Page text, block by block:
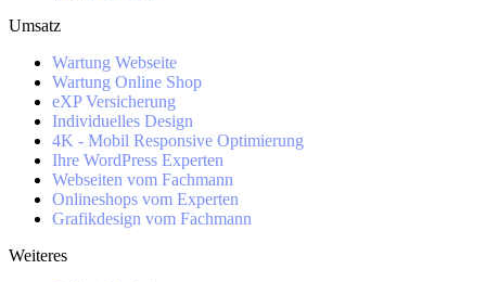
Umsatz
Wartung Webseite
Wartung Online Shop
eXP Versicherung
Individuelles Design
4K - Mobil Responsive Optimierung
Ihre WordPress Experten
Webseiten vom Fachmann
Onlineshops vom Experten
Grafikdesign vom Fachmann
Weiteres